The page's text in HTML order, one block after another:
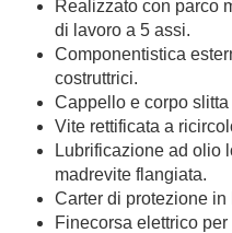
Realizzato con parco
di lavoro a 5 assi.
Componentistica
costruttrici.
Cappello e corpo
Vite rettificata a
Lubrificazione ad olio
madrevite flangiata.
Carter di protezione in
Finecorsa elettrico